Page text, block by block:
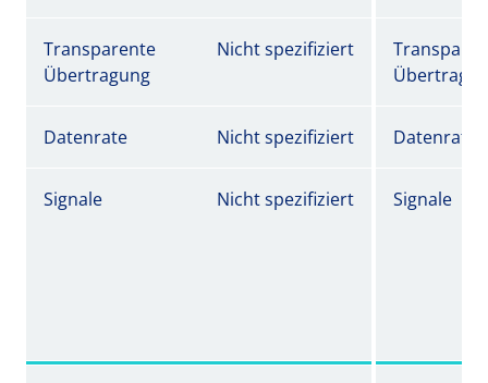
Transparente
Übertragung
Nicht spezifiziert
Datenrate Nicht spezifiziert Datenrate
Signale Nicht spezifiziert Signale